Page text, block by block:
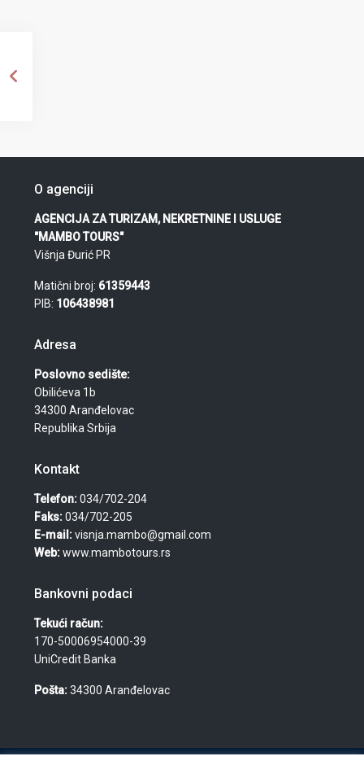
O agenciji
AGENCIJA ZA TURIZAM, NEKRETNINE I USLUGE
"MAMBO TOURS"
Višnja Đurić PR
Matični broj: 61359443
PIB: 106438981
Adresa
Poslovno sedište:
Obilićeva 1b
34300 Aranđelovac
Republika Srbija
Kontakt
Telefon:034/702-204
Faks:034/702-205
E-mail:visnja.mambo@gmail.com
Web:www.mambotours.rs
Bankovni podaci
Tekući račun:
170-50006954000-39
UniCredit Banka
Pošta:34300 Aranđelovac